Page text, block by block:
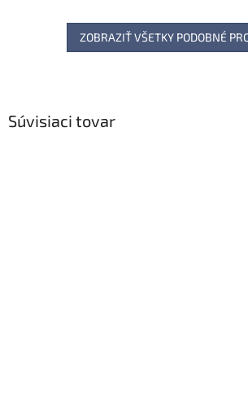
Súvisiaci tovar
ZOBRAZIŤ VŠETKY PODOBNÉ